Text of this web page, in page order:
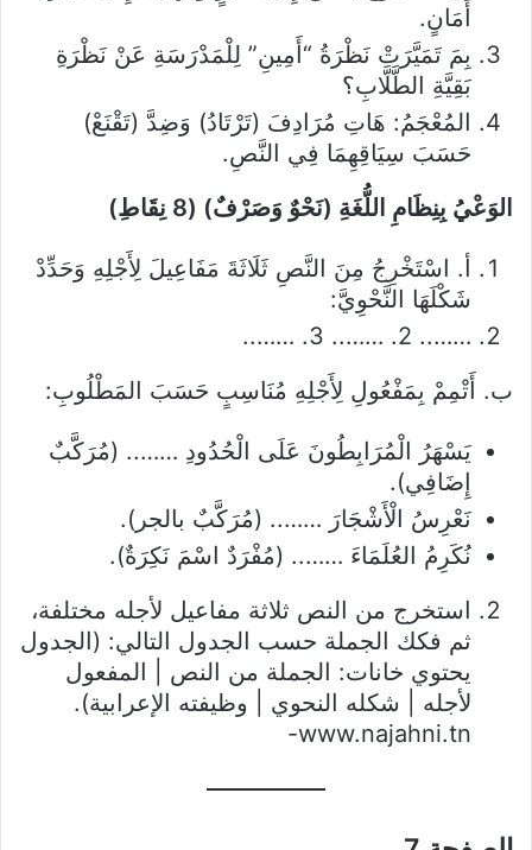
أَمَانٍ.
بِمَ تَمَيَّرَتْ نَظْرَةُ “أَمِينِ” لِلْمَدْرَسَةِ عَنْ نَظْرَةِ
بَقِيَّةِ الطَّلَّابِ؟
المُعْجَمُ: هَاتِ مُرَادِفَ (تَرْتَادُ) وَضِدَّ (تَقْنَعْ)
حَسَبَ سِيَاقِهِمَا فِي النَّصِ.
الوَعْيُ بِنِظَامِ اللُّغَةِ (نَحْوٌ وَصَرْفٌ) (8 نِقَاطِ)
أ. اسْتَخْرِجُ مِنَ النَّصِ ثَلَاثَةَ مَفَاعِيلَ لِأَجْلِهِ وَحَدِّدْ
شَكْلَهَا النَّحْوِيَّ:
…….. 2. …….. 3. ……..
ب. أَتْمِمْ بِمَفْعُولِ لِأَجْلِهِ مُنَاسِبٍ حَسَبَ المَطْلُوبِ:
يَسْهَرُ الْمُرَابِطُونَ عَلَى الْحُدُودِ …….. (مُرَكَّبٌ
إِضَافِي).
نَعْرِسُ الْأَشْجَارَ …….. (مُرَكَّبٌ بالجر).
نُكَرِمُ العُلَمَاءَ …….. (مُفْرَدٌ اسْمَ نَكِرَةٌ).
استخرج من النص ثلاثة مفاعيل لأجله مختلفة،
ثم فكك الجملة حسب الجدول التالي: (الجدول
يحتوي خانات: الجملة من النص | المفعول
لأجله | شكله النحوي | وظيفته الإعرابية).
www.najahni.tn-